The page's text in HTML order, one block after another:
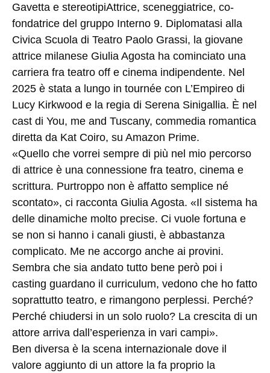
Gavetta e stereotipiAttrice, sceneggiatrice, co-
fondatrice del gruppo Interno 9. Diplomatasi alla
Civica Scuola di Teatro Paolo Grassi, la giovane
attrice milanese Giulia Agosta ha cominciato una
carriera fra teatro off e cinema indipendente. Nel
2025 è stata a lungo in tournée con L’Empireo di
Lucy Kirkwood e la regia di Serena Sinigallia. È nel
cast di You, me and Tuscany, commedia romantica
diretta da Kat Coiro, su Amazon Prime.
«Quello che vorrei sempre di più nel mio percorso
di attrice è una connessione fra teatro, cinema e
scrittura. Purtroppo non è affatto semplice né
scontato», ci racconta Giulia Agosta. «Il sistema ha
delle dinamiche molto precise. Ci vuole fortuna e
se non si hanno i canali giusti, è abbastanza
complicato. Me ne accorgo anche ai provini.
Sembra che sia andato tutto bene però poi i
casting guardano il curriculum, vedono che ho fatto
soprattutto teatro, e rimangono perplessi. Perché?
Perché chiudersi in un solo ruolo? La crescita di un
attore arriva dall’esperienza in vari campi».
Ben diversa è la scena internazionale dove il
valore aggiunto di un attore la fa proprio la